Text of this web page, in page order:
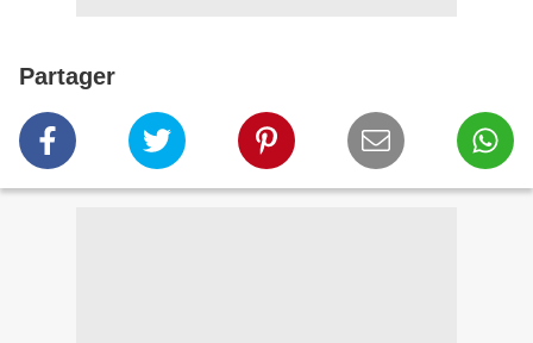
Partager